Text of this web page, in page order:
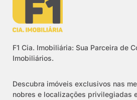
F1 Cia. Imobiliária: Sua Parceira de
Imobiliários.
Descubra imóveis exclusivos nas
nobres e localizações privilegiadas